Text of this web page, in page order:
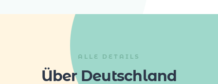
ALLE DETAILS
Über Deutschland